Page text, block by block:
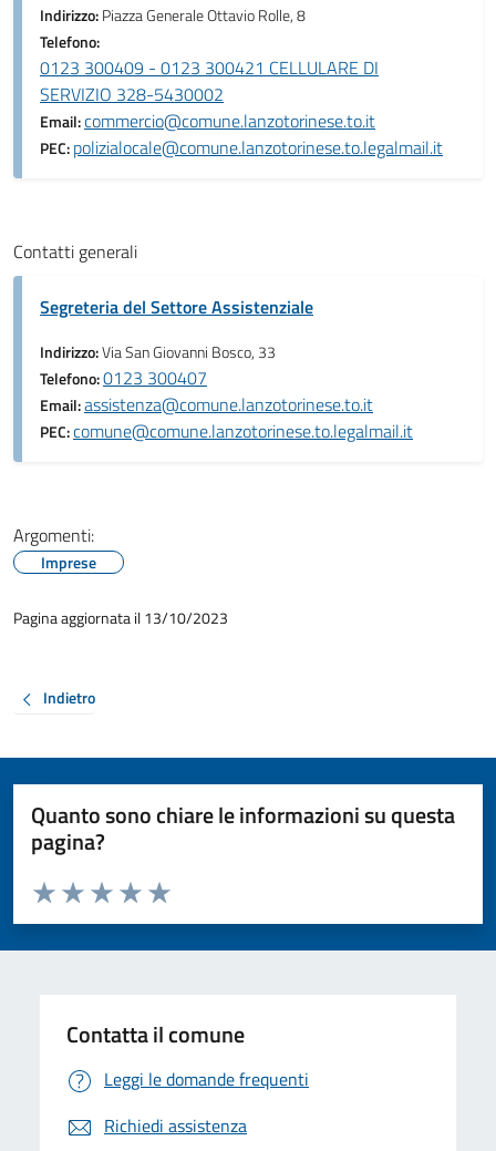
Indirizzo:Piazza Generale Ottavio Rolle, 8
Telefono:
0123 300409 - 0123 300421 CELLULARE DI
SERVIZIO 328-5430002
Email:commercio@comune.lanzotorinese.to.it
PEC:polizialocale@comune.lanzotorinese.to.legalmail.it
Contatti generali
Segreteria del Settore Assistenziale
Indirizzo:Via San Giovanni Bosco, 33
Telefono:0123 300407
Email:assistenza@comune.lanzotorinese.to.it
PEC:comune@comune.lanzotorinese.to.legalmail.it
Argomenti:
Imprese
Pagina aggiornata il 13/10/2023
Indietro
Quanto sono chiare le informazioni su questa
pagina?
Valuta da 1 a 5 stelle la pagina
Valuta 5 stelle su 5
Valuta 4 stelle su 5
Valuta 3 stelle su 5
Valuta 2 stelle su 5
Valuta 1 stelle su 5
Contatta il comune
Leggi le domande frequenti
Richiedi assistenza